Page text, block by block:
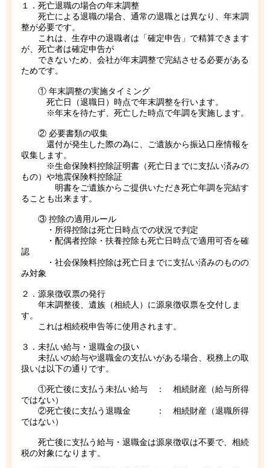
１．死亡退職の場合の年末調整
死亡による退職の場合、通常の退職とは異なり、年末調
整が必要です。
これは、生存中の退職者は「確定申告」で精算できます
が、死亡者は確定申告が
できないため、会社が年末調整で完結させる必要がある
ためです。
① 年末調整の実施タイミング
死亡日（退職日）時点で年末調整を行います。
※年末を待たず、死亡した時点で年調を実施します。
② 必要書類の収集
還付が発生した際の為に、ご遺族から振込口座情報を
収集します。
※生命保険料控除証明書（死亡日までに支払い済みの
もの）や地震保険料控除証
明書をご遺族からご提供いただき死亡年調を完結す
ることも出来ます。
③ 控除の適用ルール
・所得控除は死亡日時点での状況で判定
・配偶者控除・扶養控除も死亡日時点で適用可否を確
認
・社会保険料控除は死亡日までに支払い済みのものの
み対象
２．源泉徴収票の発行
年末調整後、遺族（相続人）に源泉徴収票を交付しま
す。
これは相続税申告等に使用されます。
３．未払い給与・退職金の扱い
未払いの給与や退職金の支払いがある場合、税務上の取
扱いは以下の通りです。
①死亡後に支払う未払い給与 ： 相続財産（給与所得
ではない）
②死亡後に支払う退職金 ： 相続財産（退職所得
ではない）
死亡後に支払う給与・退職金は源泉徴収は不要で、相続
税の対象になります。